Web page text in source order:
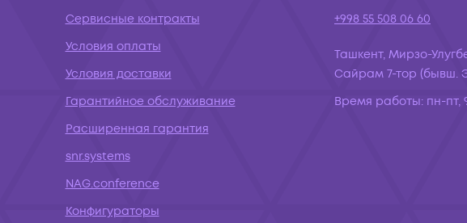
Сервисные контракты
Условия оплаты
Условия доставки
Гарантийное обслуживание
Расширенная гарантия
snr.systems
NAG.conference
Конфигураторы
+998 55 508 06 60
Ташкент, Мирзо-
Сайрам 7-тор (бывш.
Время работы: пн-пт,